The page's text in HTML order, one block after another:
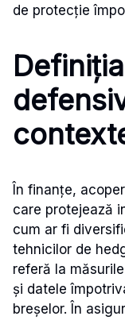
de protecție
În finanțe,
care protejează
cum ar fi
tehnicilor de
referă la
și datele
breșelor. În